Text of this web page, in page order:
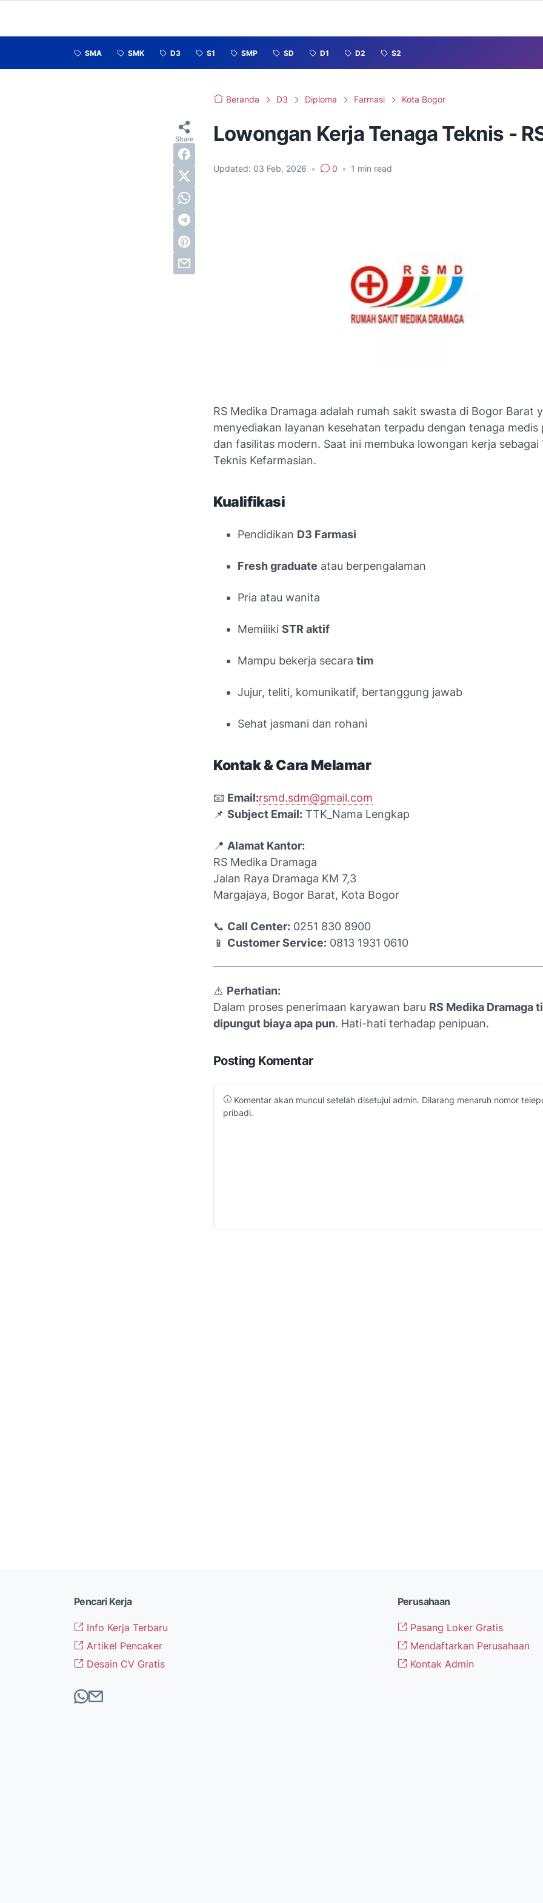
SMA SMK D3 S1 SMP SD D1 D2 S2
Beranda D3 Diploma Farmasi Kota Bogor
Lowongan Kerja Tenaga Teknis -
Updated: 03 Feb, 2026 • 0 • 1 min read
RS Medika Dramaga adalah rumah sakit swasta di Bogor Barat
menyediakan layanan kesehatan terpadu dengan tenaga medis
dan fasilitas modern. Saat ini membuka lowongan kerja sebagai
Teknis Kefarmasian.
Kualifikasi
Pendidikan D3 Farmasi
Fresh graduate atau berpengalaman
Pria atau wanita
Memiliki STR aktif
Mampu bekerja secara tim
Jujur, teliti, komunikatif, bertanggung jawab
Sehat jasmani dan rohani
Kontak & Cara Melamar
📧 Email:rsmd.sdm@gmail.com
📌 Subject Email: TTK_Nama Lengkap
📍 Alamat Kantor:
RS Medika Dramaga
Jalan Raya Dramaga KM 7,3
Margajaya, Bogor Barat, Kota Bogor
📞 Call Center: 0251 830 8900
📱 Customer Service: 0813 1931 0610
⚠️ Perhatian:
Dalam proses penerimaan karyawan baru RS Medika Dramaga
dipungut biaya apa pun. Hati-hati terhadap penipuan.
Posting Komentar
Komentar akan muncul setelah disetujui admin. Dilarang menaruh nomor
pribadi.
Pencari Kerja
Info Kerja Terbaru
Artikel Pencaker
Desain CV Gratis
Perusahaan
Pasang Loker Gratis
Mendaftarkan Perusahaan
Kontak Admin